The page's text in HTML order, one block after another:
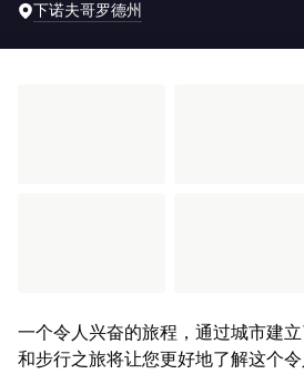
下诺夫哥罗德州
一个令人兴奋的旅程，通过城市建
和步行之旅将让您更好地了解这个